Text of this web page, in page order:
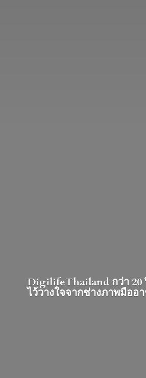
DigilifeThailand กว่า 20
ไว้วางใจจากช่างภาพมืออ